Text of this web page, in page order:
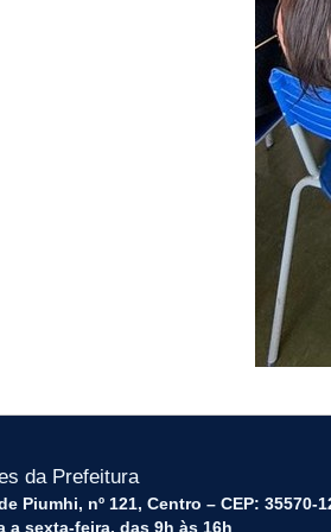
da Prefeitura
Piumhi, nº 121, Centro – CEP: 35570-
a sexta-feira, das 9h às 16h